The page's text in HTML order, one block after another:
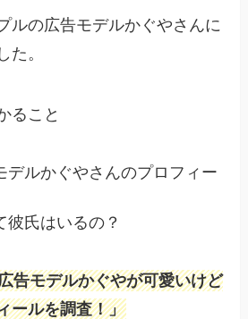
ルの広告モデルかぐやさんに
た。
ること
デルかぐやさんのプロフィー
彼氏はいるの？
告モデルかぐやが可愛いけど
ールを調査！」